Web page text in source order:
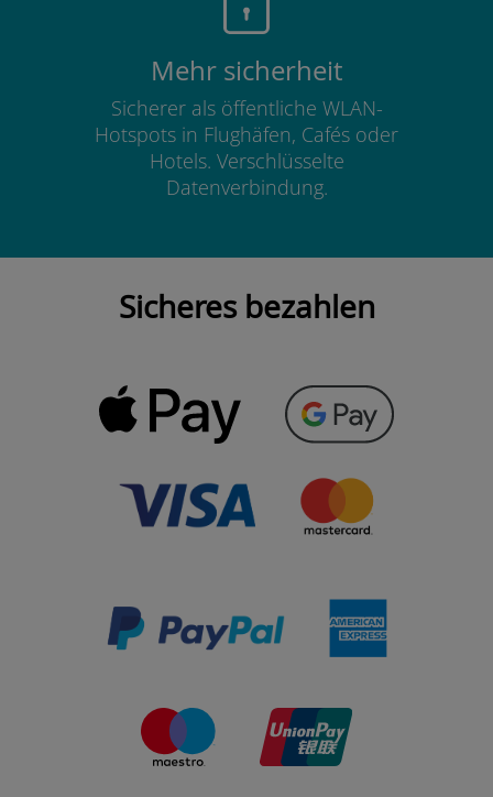
Mehr sicherheit
Sicherer als öffentliche WLAN-
Hotspots in Flughäfen, Cafés oder
Hotels. Verschlüsselte
Datenverbindung.
Sicheres bezahlen